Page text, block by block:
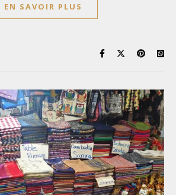
EN SAVOIR PLUS